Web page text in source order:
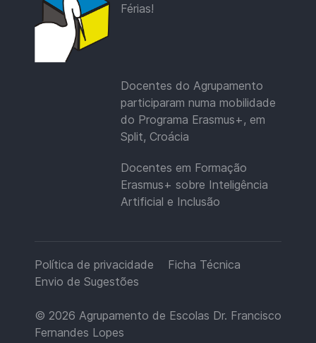
Férias!
Docentes do Agrupamento
participaram numa mobilidade
do Programa Erasmus+, em
Split, Croácia
Docentes em Formação
Erasmus+ sobre Inteligência
Artificial e Inclusão
Política de privacidade
Ficha Técnica
Envio de Sugestões
© 2026 Agrupamento de Escolas Dr. Francisco
Fernandes Lopes